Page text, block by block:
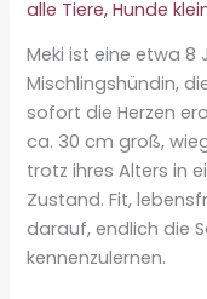
alle Tiere,Hunde
Meki ist eine etwa 8
Mischlingshündin,
sofort die Herzen
ca. 30 cm groß,
trotz ihres Alters in
Zustand. Fit,
darauf, endlich die
kennenzulernen.